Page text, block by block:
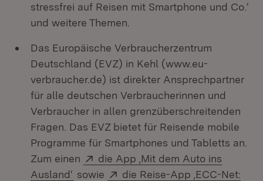
stressfrei auf Reisen mit Smartphone und Co.‘
und weitere Themen.
Das Europäische Verbraucherzentrum
Deutschland (EVZ) in Kehl (www.eu-
verbraucher.de) ist direkter Ansprechpartner
für alle deutschen Verbraucherinnen und
Verbraucher in allen grenzüberschreitenden
Fragen. Das EVZ bietet für Reisende mobile
Programme für Smartphones und Tabletts an.
Zum einen
Extern:
die App ‚Mit dem Auto ins
Ausland‘ (Öffnet in neuem Fenster)
sowie Extern:
die Reise-App ‚ECC-Net: